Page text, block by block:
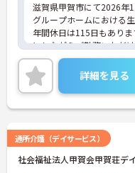
滋賀県甲賀市にて2026年
グループホームにおける
年間休日は115日もあり
にしながらご勤務いただ
をスタートさせたい方に
ご興味のある方には、面
に詳細をご案内しますの
い！
詳細を見る
通所介護（デイサービス）
社会福祉法人甲賀会甲賀荘デ